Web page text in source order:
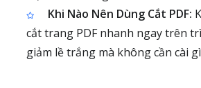
Khi Nào Nên Dùng Cắt PDF:
cắt trang PDF nhanh ngay trên
giảm lề trắng mà không cần cài